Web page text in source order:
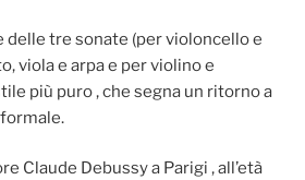
delle tre sonate (per violoncello e
viola e arpa e per violino e
più puro , che segna un ritorno a
Claude Debussy a Parigi , all’età